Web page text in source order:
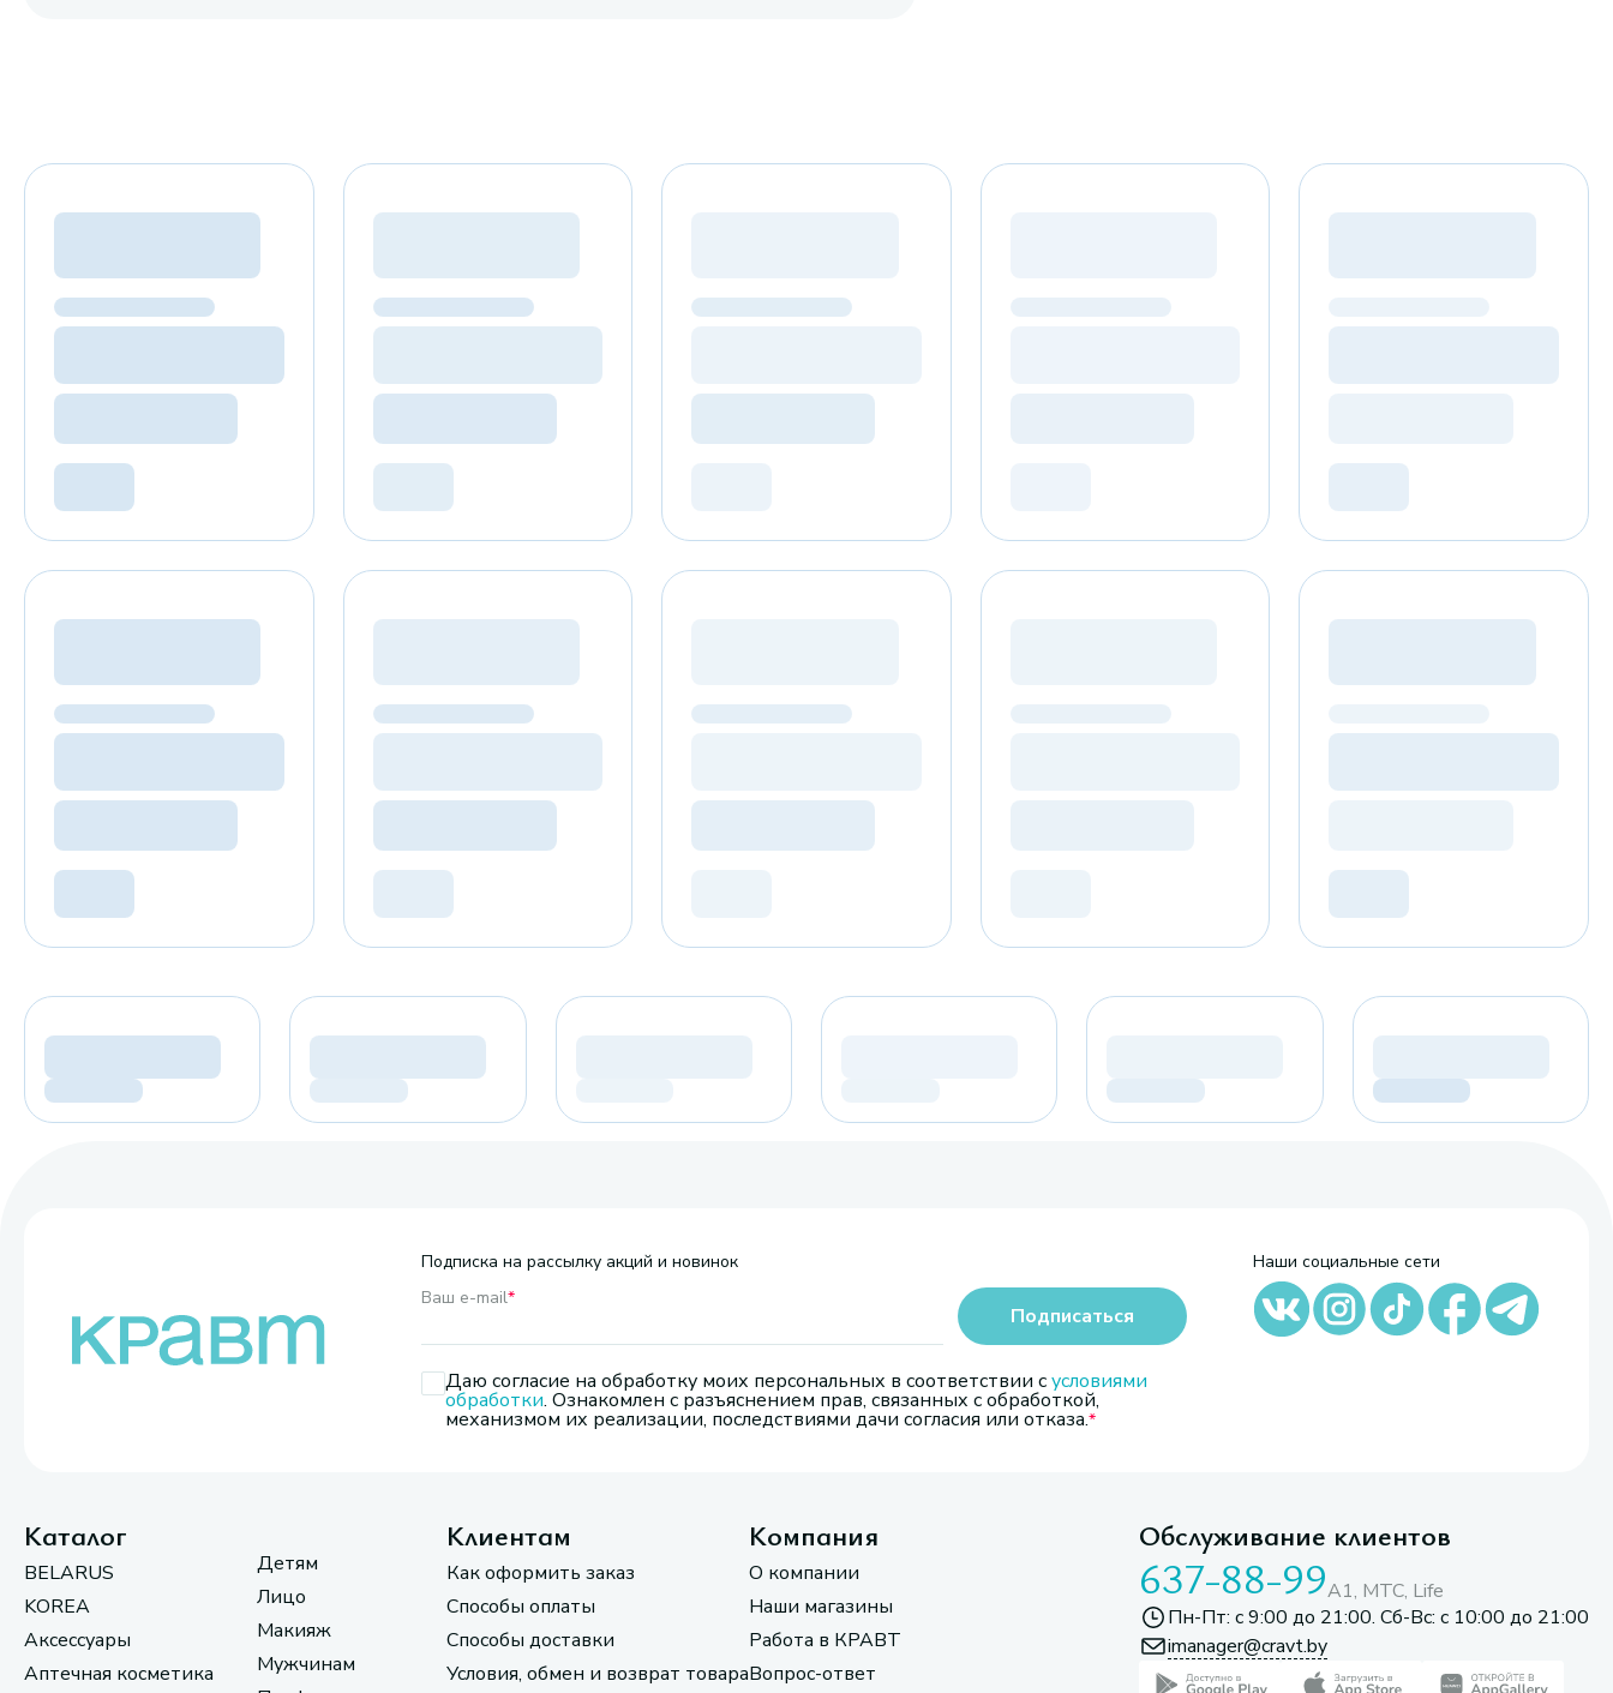
Подписка на рассылку акций и новинок
Ваш e-mail*
Даю согласие на обработку моих персональных в соответствии сусловиями
обработки. Ознакомлен с разъяснением прав, связанных с обработкой,
механизмом их реализации, последствиями дачи согласия или отказа.
Подписаться
Наши социальные сети
Каталог
BELARUS
KOREA
Аксессуары
Аптечная косметика
Детям
Лицо
Макияж
Мужчинам
Клиентам
Как оформить заказ
Способы оплаты
Способы доставки
Условия, обмен и возврат товара
Компания
О компании
Наши магазины
Работа в КРАВТ
Вопрос-ответ
Обслуживание клиентов
637-88-99A1, МТС, Life
Пн-Пт: с 9:00 до 21:00. Сб-Вс: с 10:00 до 21:00
imanager@cravt.by